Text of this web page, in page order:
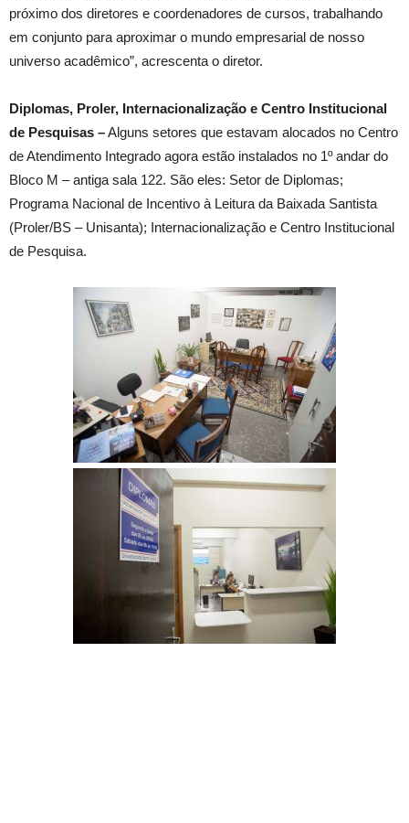
próximo dos diretores e coordenadores de cursos, trabalhando
em conjunto para aproximar o mundo empresarial de nosso
universo acadêmico”, acrescenta o diretor.
Diplomas, Proler, Internacionalização e Centro Institucional
de Pesquisas –Alguns setores que estavam alocados no Centro
de Atendimento Integrado agora estão instalados no 1º andar do
Bloco M – antiga sala 122. São eles: Setor de Diplomas;
Programa Nacional de Incentivo à Leitura da Baixada Santista
(Proler/BS – Unisanta); Internacionalização e Centro Institucional
de Pesquisa.